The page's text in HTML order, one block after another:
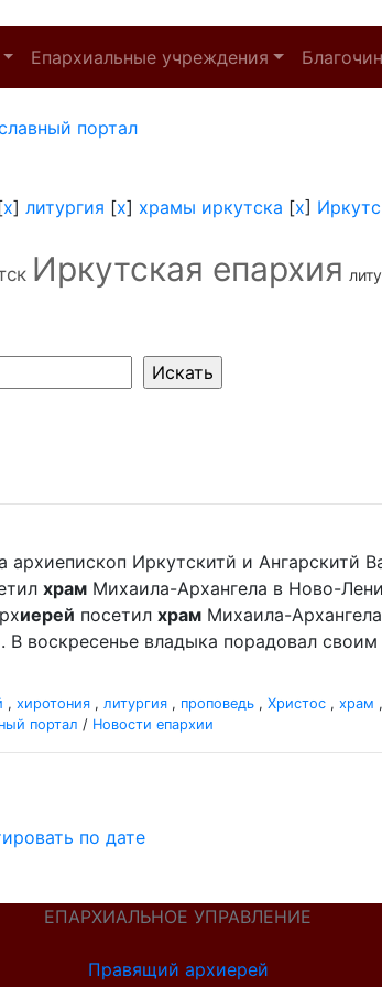
Епархиальные учреждения
портал
[x] литургия [x] храмы иркутска [x]
Иркутская епархия
архиепископ Иркутскитй и
храм Михаила-Архангела в Ново-
иерей посетил храм Михаила-
воскресенье владыка порадовал
, хиротония , литургия , проповедь , Христос , храм ,
портал / Новости епархии
по дате
ЕПАРХИАЛЬНОЕ УПРАВЛЕНИЕ
Правящий архиерей